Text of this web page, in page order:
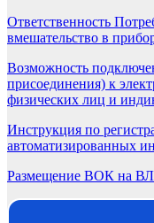
Ответственность
вмешательство в
Возможность
присоединения) к
физических лиц и
Инструкция по
автоматизированных
Размещение ВОК на ВЛ